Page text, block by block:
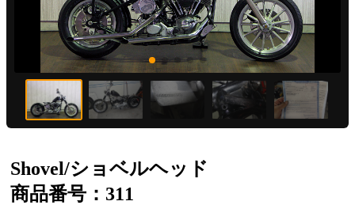
Shovel/ショベルヘッド
商品番号：311